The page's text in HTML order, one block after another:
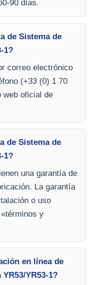
90 días.
de Sistema de
1?
correo electrónico
(+33 (0) 1 70
web oficial de
de Sistema de
1?
una garantía de
La garantía
o uso
y
en línea de
YR53-1?